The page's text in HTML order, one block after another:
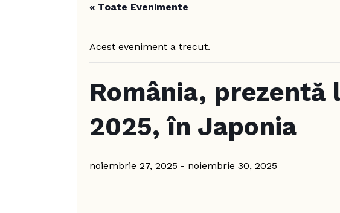
« Toate Evenimente
Acest eveniment a trecut.
România, prezentă
2025, în Japonia
noiembrie 27, 2025 - noiembrie 30, 2025